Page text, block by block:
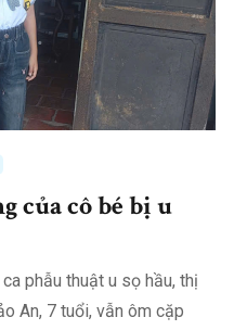
của cô bé bị u
phẫu thuật u sọ hầu, thị
An, 7 tuổi, vẫn ôm cặp